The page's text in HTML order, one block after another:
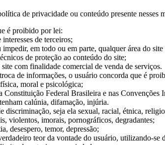
de privacidade ou conteúdo presente nesses
é proibido por lei:
de terceiros;
em todo ou em parte, qualquer área do site
de proteção ao conteúdo do site;
com finalidade comercial de venda de serviços.
de informações, o usuário concorda que é
moral e psicológica;
Constituição Federal Brasileira e nas Convenções
calúnia, difamação, injúria.
discriminação, seja ela sexual, racial, étnica,
violentos, imorais, pornográficos, degradantes;
desespero, temor, depressão;
teor da vontade do usuário, utilizando-se